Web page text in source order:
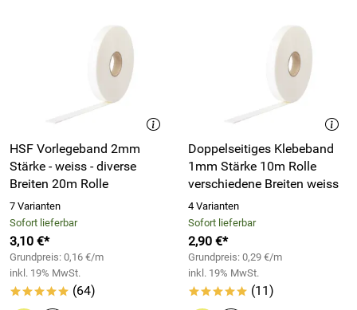
HSF Vorlegeband 2mm
Stärke - weiss - diverse
Breiten 20m Rolle
7 Varianten
Sofort lieferbar
3,10 €*
Grundpreis: 0,16 €/m
inkl. 19% MwSt.
***** (64)
Doppelseitiges Klebeband
1mm Stärke 10m Rolle
verschiedene Breiten weiss
4 Varianten
Sofort lieferbar
2,90 €*
Grundpreis: 0,29 €/m
inkl. 19% MwSt.
***** (11)